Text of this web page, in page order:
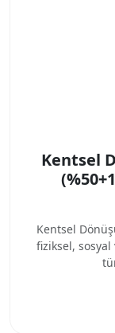
Kentsel
Kentsel
fiziksel,